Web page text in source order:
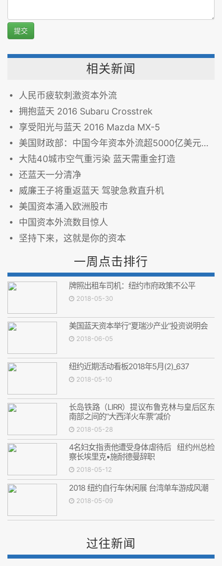
提交
相关新闻
人民币疲软刺激资本外流
拥抱蓝天 2016 Subaru Crosstrek
享受阳光与蓝天 2016 Mazda MX-5
美国财政部：中国今年资本外流超5000亿美元美国财政部：中国今年资本外流超5000亿美元
大陆40城市空气重污染 蓝天需重金打造
还蓝天一分清净
威廉王子将重返蓝天 驾驶急救直升机
美国资本涌入欧洲股市
中国资本外流数目惊人
坚持下来，这就是你的资本
一周点击排行
牌照出租车司机：纽约市府政策不公平
2018-05-30
美国蓝天资本举行“夏瑞沙产业”投资说明会
2018-06-05
纽约近期活动看板2018年5月(2)_637
2018-05-10
长岛铁路（LIRR）提议布鲁克林与皇后区东
南部之间的“大西洋火车票”减价
2018-05-28
4名妇女指责他遭受身体虐待后 纽约州总检
察长埃里克•施耐德曼辞职
2018-05-12
2018 纽约自行车休闲展 台湾单车游成风潮
2018-05-09
过往新闻